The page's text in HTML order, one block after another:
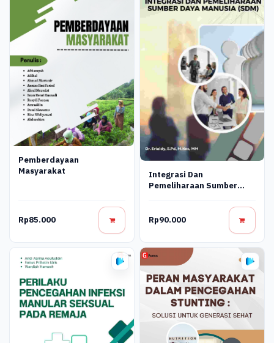
Pemberdayaan
Masyarakat
Rp85.000
Integrasi Dan
Pemeliharaan Sumber
Rp90.000